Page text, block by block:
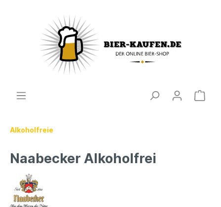
Alkoholfreie
Naabecker Alkoholfrei